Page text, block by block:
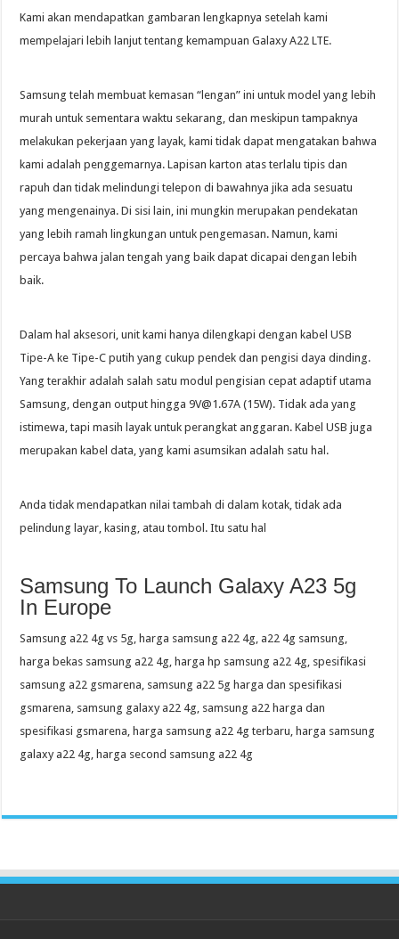
Kami akan mendapatkan gambaran lengkapnya setelah kami
mempelajari lebih lanjut tentang kemampuan Galaxy A22 LTE.
Samsung telah membuat kemasan “lengan” ini untuk model yang lebih
murah untuk sementara waktu sekarang, dan meskipun tampaknya
melakukan pekerjaan yang layak, kami tidak dapat mengatakan bahwa
kami adalah penggemarnya. Lapisan karton atas terlalu tipis dan
rapuh dan tidak melindungi telepon di bawahnya jika ada sesuatu
yang mengenainya. Di sisi lain, ini mungkin merupakan pendekatan
yang lebih ramah lingkungan untuk pengemasan. Namun, kami
percaya bahwa jalan tengah yang baik dapat dicapai dengan lebih
baik.
Dalam hal aksesori, unit kami hanya dilengkapi dengan kabel USB
Tipe-A ke Tipe-C putih yang cukup pendek dan pengisi daya dinding.
Yang terakhir adalah salah satu modul pengisian cepat adaptif utama
Samsung, dengan output hingga 9V@1.67A (15W). Tidak ada yang
istimewa, tapi masih layak untuk perangkat anggaran. Kabel USB juga
merupakan kabel data, yang kami asumsikan adalah satu hal.
Anda tidak mendapatkan nilai tambah di dalam kotak, tidak ada
pelindung layar, kasing, atau tombol. Itu satu hal
Samsung To Launch Galaxy A23 5g
In Europe
Samsung a22 4g vs 5g, harga samsung a22 4g, a22 4g samsung,
harga bekas samsung a22 4g, harga hp samsung a22 4g, spesifikasi
samsung a22 gsmarena, samsung a22 5g harga dan spesifikasi
gsmarena, samsung galaxy a22 4g, samsung a22 harga dan
spesifikasi gsmarena, harga samsung a22 4g terbaru, harga samsung
galaxy a22 4g, harga second samsung a22 4g